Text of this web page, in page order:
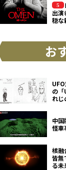
出演
穏な
お
の「
れじ
中
怪車
核融
皆無
る未